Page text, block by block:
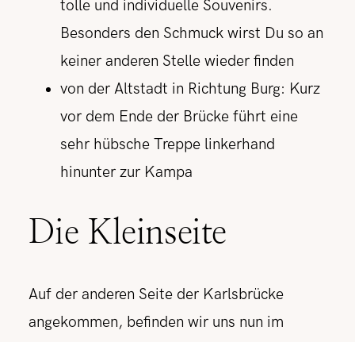
tolle und individuelle Souvenirs.
Besonders den Schmuck wirst Du so an
keiner anderen Stelle wieder finden
von der Altstadt in Richtung Burg: Kurz
vor dem Ende der Brücke führt eine
sehr hübsche Treppe linkerhand
hinunter zur Kampa
Die Kleinseite
Auf der anderen Seite der Karlsbrücke
angekommen, befinden wir uns nun im